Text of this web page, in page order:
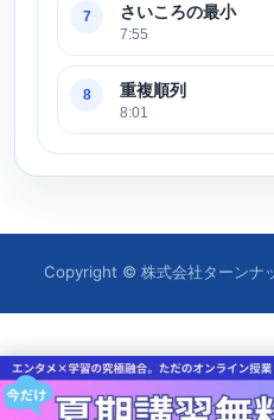
7 さいころの最小
7:55
8 重複順列
8:01
Copyright © 株式会社ターンナ